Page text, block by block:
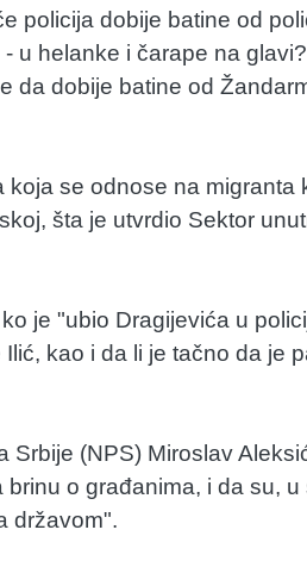
policija dobije batine od
u helanke i čarape na
da dobije batine od
koja se odnose na
šta je utvrdio Sektor
je "ubio Dragijevića u
kao i da li je tačno da je
Srbije (NPS) Miroslav
o građanima, i da su,
državom".